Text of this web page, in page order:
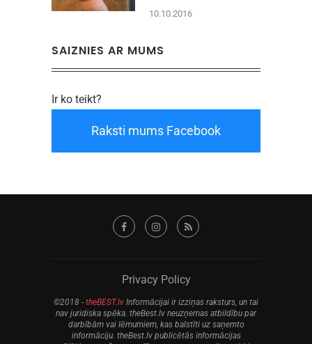
10.10.2016
SAIZNIES AR MUMS
Ir ko teikt?
Raksti mums Facebook
Privacy Policy
©2018 - theBEST.lv Informācijai ir izziņas raksturs, un tai
nav juridiska spēka. theBest.lv neuzņemas atbildību par
darbībām vai lēmumiem, kas balstīti uz saņemto
informāciju. theBest.lv publicētās informācijas